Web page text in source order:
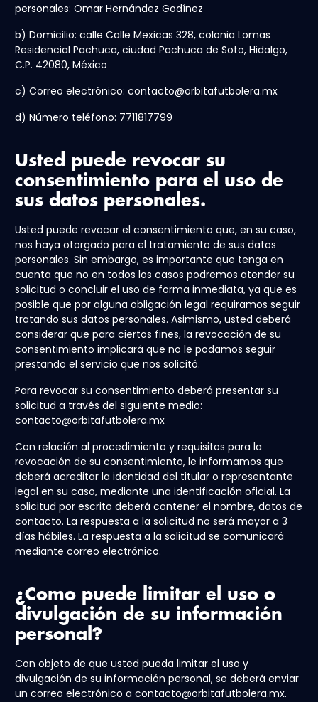
personales: Omar Hernández Godínez
b) Domicilio: calle Calle Mexicas 328, colonia Lomas
Residencial Pachuca, ciudad Pachuca de Soto, Hidalgo,
C.P. 42080, México
c) Correo electrónico: contacto@orbitafutbolera.mx
d) Número teléfono: 7711817799
Usted puede revocar su
consentimiento para el uso de
sus datos personales.
Usted puede revocar el consentimiento que, en su caso,
nos haya otorgado para el tratamiento de sus datos
personales. Sin embargo, es importante que tenga en
cuenta que no en todos los casos podremos atender su
solicitud o concluir el uso de forma inmediata, ya que es
posible que por alguna obligación legal requiramos seguir
tratando sus datos personales. Asimismo, usted deberá
considerar que para ciertos fines, la revocación de su
consentimiento implicará que no le podamos seguir
prestando el servicio que nos solicitó.
Para revocar su consentimiento deberá presentar su
solicitud a través del siguiente medio:
contacto@orbitafutbolera.mx
Con relación al procedimiento y requisitos para la
revocación de su consentimiento, le informamos que
deberá acreditar la identidad del titular o representante
legal en su caso, mediante una identificación oficial. La
solicitud por escrito deberá contener el nombre, datos de
contacto. La respuesta a la solicitud no será mayor a 3
días hábiles. La respuesta a la solicitud se comunicará
mediante correo electrónico.
¿Como puede limitar el uso o
divulgación de su información
personal?
Con objeto de que usted pueda limitar el uso y
divulgación de su información personal, se deberá enviar
un correo electrónico a contacto@orbitafutbolera.mx.